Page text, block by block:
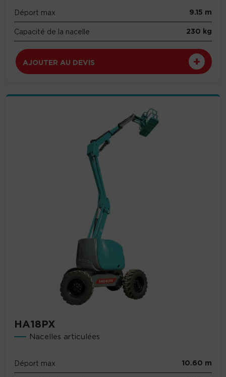
Déport max 9.15 m
Capacité de la nacelle 230 kg
AJOUTER AU DEVIS
HA18PX
Nacelles articulées
Déport max 10.60 m